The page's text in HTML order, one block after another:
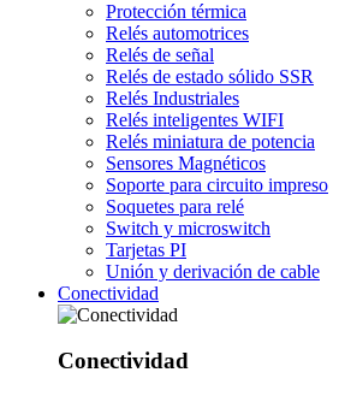
Protección térmica
Relés automotrices
Relés de señal
Relés de estado sólido SSR
Relés Industriales
Relés inteligentes WIFI
Relés miniatura de potencia
Sensores Magnéticos
Soporte para circuito impreso
Soquetes para relé
Switch y microswitch
Tarjetas PI
Unión y derivación de cable
Conectividad
Conectividad